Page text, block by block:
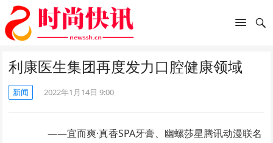
利康医生集团再度发力口腔健康领域
新闻 2022年1月14日 9:00
——宜而爽·真香SPA牙膏、幽螺莎星腾讯动漫联名